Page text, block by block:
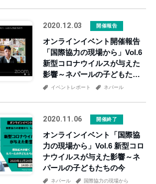
2020.12.03 開催報告
オンラインイベント開催報告
「国際協力の現場から」Vol.6
新型コロナウイルスが与えた
影響～ネパールの子どもたち
の今イベントレポート ネパール
2020.11.06 開催終了
オンラインイベント「国際協
力の現場から」Vol.6 新型コロ
ナウイルスが与えた影響～ネ
パールの子どもたちの今
ネパール 国際協力の現場から